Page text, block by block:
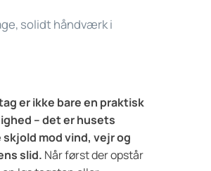
solidt håndværk i
er ikke bare en praktisk
– det er husets
mod vind, vejr og
slid. Når først der opstår